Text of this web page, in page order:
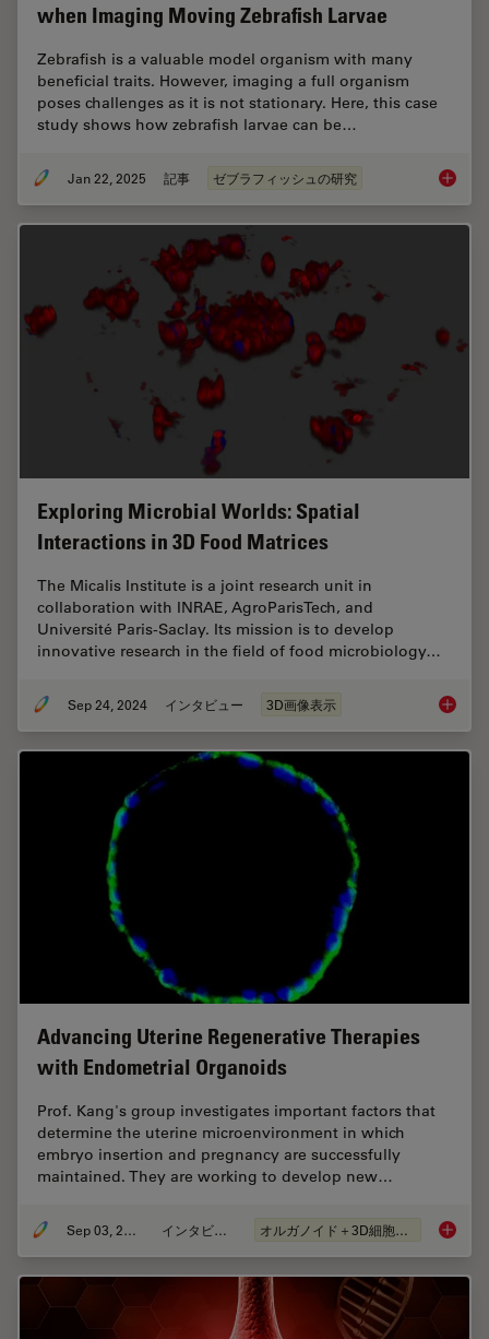
when Imaging Moving Zebrafish Larvae
Zebrafish is a valuable model organism with many
beneficial traits. However, imaging a full organism
poses challenges as it is not stationary. Here, this case
study shows how zebrafish larvae can be…
Jan 22, 2025 記事 ゼブラフィッシュの研究
Exploring Microbial Worlds: Spatial
Interactions in 3D Food Matrices
The Micalis Institute is a joint research unit in
collaboration with INRAE, AgroParisTech, and
Université Paris-Saclay. Its mission is to develop
innovative research in the field of food microbiology…
Sep 24, 2024 インタビュー 3D画像表示
Advancing Uterine Regenerative Therapies
with Endometrial Organoids
Prof. Kang's group investigates important factors that
determine the uterine microenvironment in which
embryo insertion and pregnancy are successfully
maintained. They are working to develop new…
Sep 03, 2024 インタビュー オルガノイド＋3D細胞培養